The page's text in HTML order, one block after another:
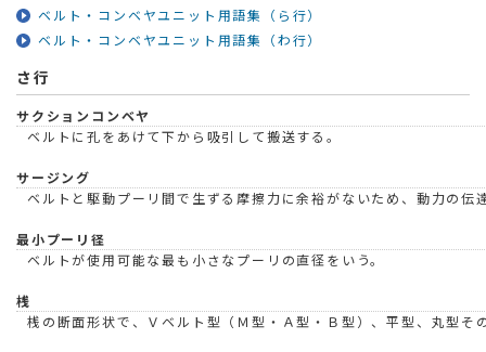
ベルト・コンベヤユニット用語集（ら行）
ベルト・コンベヤユニット用語集（わ行）
さ行
サクションコンベヤ
ベルトに孔をあけて下から吸引して搬送する。
サージング
ベルトと駆動プーリ間で生ずる摩擦力に余裕がないため、動力の伝
最小プーリ径
ベルトが使用可能な最も小さなプーリの直径をいう。
桟
桟の断面形状で、Ｖベルト型（Ｍ型・Ａ型・Ｂ型）、平型、丸型そ